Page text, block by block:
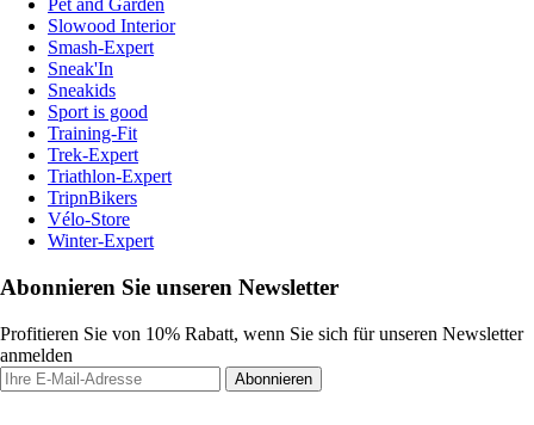
Pet and Garden
Slowood Interior
Smash-Expert
Sneak'In
Sneakids
Sport is good
Training-Fit
Trek-Expert
Triathlon-Expert
TripnBikers
Vélo-Store
Winter-Expert
Abonnieren Sie unseren Newsletter
Profitieren Sie von 10% Rabatt, wenn Sie sich für unseren Newsletter
anmelden
Abonnieren